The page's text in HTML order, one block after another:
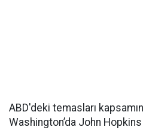
ABD'deki temasları
Washington’da John